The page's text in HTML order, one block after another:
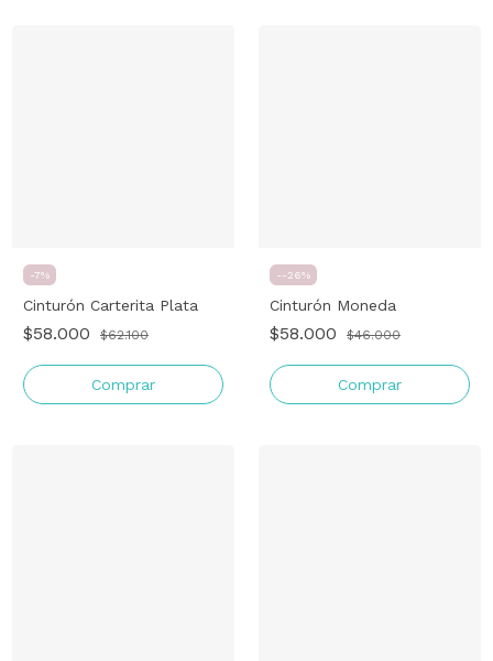
-7%
Cinturón Carterita Plata
$58.000 $62.100
--26%
Cinturón Moneda
$58.000 $46.000